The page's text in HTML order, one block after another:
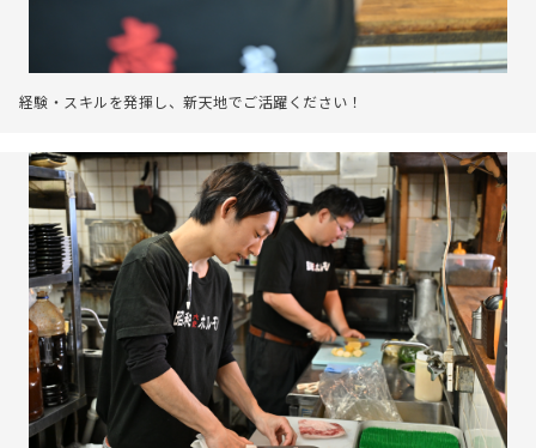
経験・スキルを発揮し、新天地でご活躍ください！